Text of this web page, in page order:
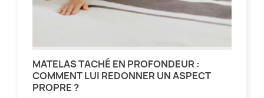
MATELAS TACHÉ EN PROFONDEUR :
COMMENT LUI REDONNER UN ASPECT
PROPRE ?